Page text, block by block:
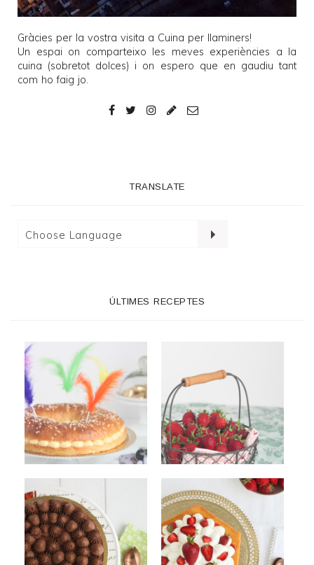
Gràcies per la vostra visita a Cuina per llaminers!
Un espai on comparteixo les meves experiències a la
cuina (sobretot dolces) i on espero que en gaudiu tant
com ho faig jo.
TRANSLATE
ÚLTIMES RECEPTES